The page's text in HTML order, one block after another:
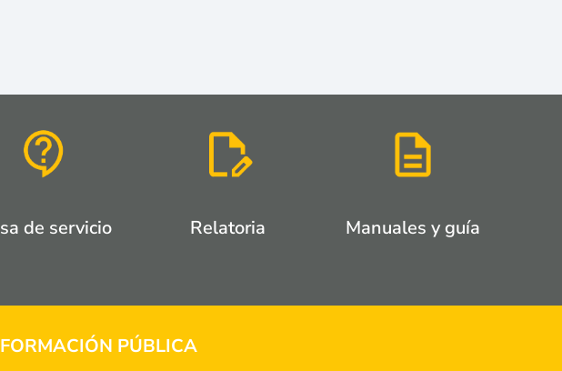
de servicio Relatoria Manuales y guía
PÚBLICA